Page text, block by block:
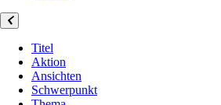
Titel
Aktion
Ansichten
Schwerpunkt